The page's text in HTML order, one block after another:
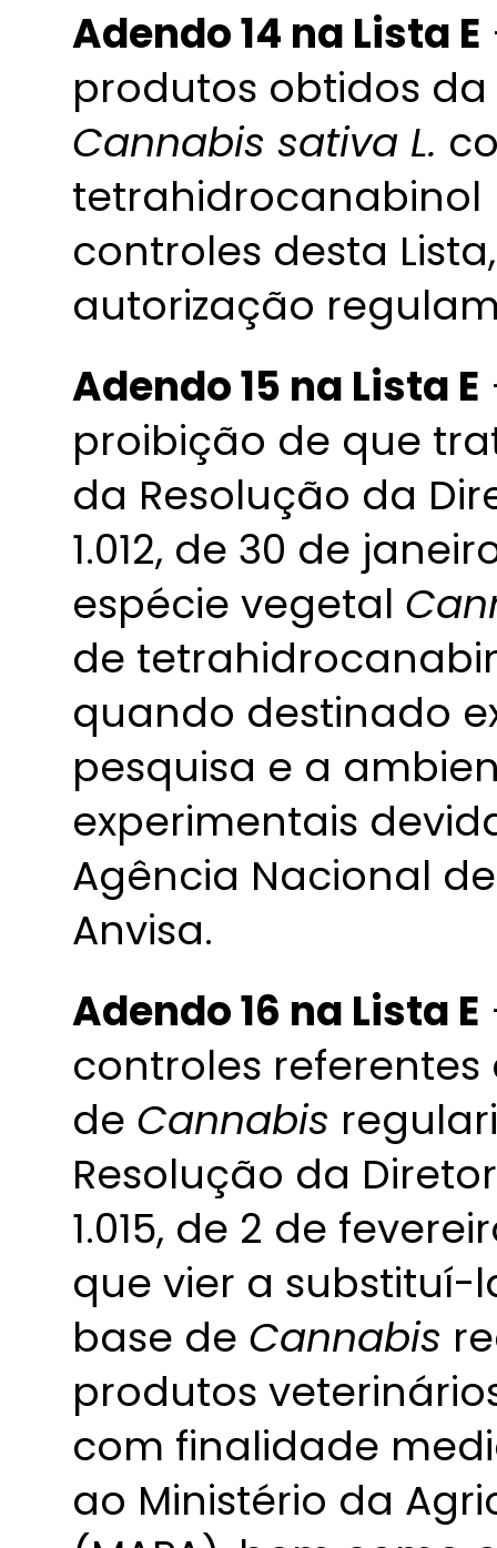
Adendo 14 na Lista E
produtos obtidos
Cannabis sativa L.
tetrahidrocanabinol
controles desta
autorização
Adendo 15 na Lista E
proibição de que
da Resolução da
1.012, de 30 de
espécie vegetal
de
quando destinado
pesquisa e a
experimentais
Agência Nacional
Anvisa.
Adendo 16 na Lista E
controles referentes
de Cannabis
Resolução da
1.015, de 2 de
que vier a substituí-
base de Cannabis
produtos
com finalidade
ao Ministério da